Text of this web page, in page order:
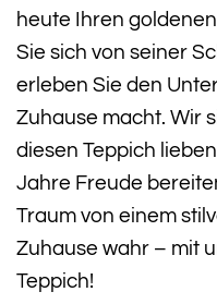
heute Ihren
Sie sich von seiner
erleben Sie den
Zuhause macht. Wir
diesen Teppich
Jahre Freude
Traum von einem
Zuhause wahr – mit
Teppich!